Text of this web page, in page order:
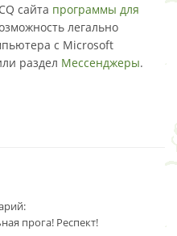
сайта программы для
легально
с Microsoft
раздел Мессенджеры.
прога! Респект!